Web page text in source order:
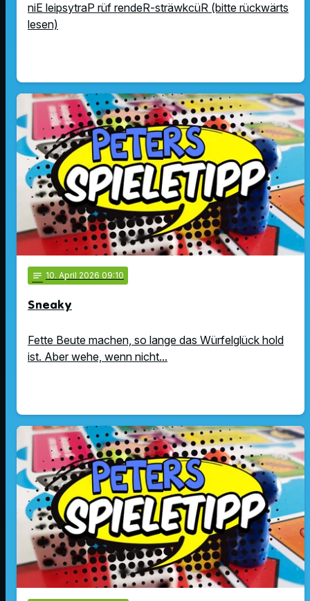
niE leipsytraP rüf rendeR-sträwkcüR (bitte rückwärts
lesen)
notes 10. April 2026 09:10
Sneaky
Fette Beute machen, so lange das Würfelglück hold
ist. Aber wehe, wenn nicht...